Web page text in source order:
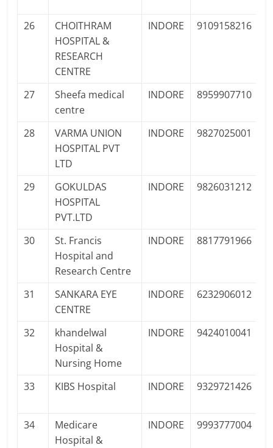
26
CHOITHRAM
HOSPITAL &
RESEARCH
CENTRE
INDORE 9109158216
27
Sheefa medical
centre
INDORE 8959907710
28
VARMA UNION
HOSPITAL PVT
LTD
INDORE 9827025001
29
GOKULDAS
HOSPITAL
PVT.LTD
INDORE 9826031212
30
St. Francis
Hospital and
Research Centre
INDORE 8817791966
31
SANKARA EYE
CENTRE
INDORE 6232906012
32
khandelwal
Hospital &
Nursing Home
INDORE 9424010041
33 KIBS Hospital INDORE 9329721426
34
Medicare
Hospital &
INDORE 9993777004